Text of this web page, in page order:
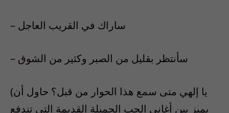
– ساراك في القريب العاجل
– سأنتظر بقليل من الصبر وكثير من الشوق
(يا إلهي متى سمع هذا الحوار من قبل؟ حاول أن
يميز بين أغاني الحب الجميلة القديمة التي تندفع